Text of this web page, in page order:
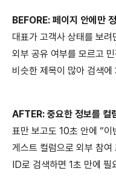
BEFORE: 페이지 안에만
대표가 고객사 상태를 보
외부 공유 여부를 모르고
비슷한 제목이 많아 검색
AFTER: 중요한 정보를 컬
표만 보고도 10초 안에 “
게스트 컬럼으로 외부 참여
ID로 검색하면 1초 만에 필